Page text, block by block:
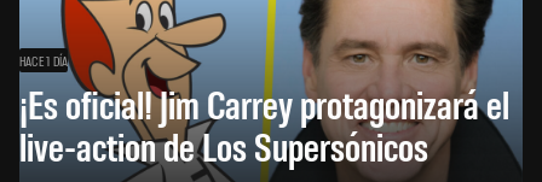
HACE 1 DÍA
¡Es oficial! Jim Carrey protagonizará el
live-action de Los Supersónicos